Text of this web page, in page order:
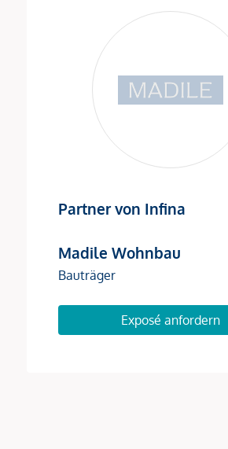
Partner von Infina
Madile Wohnbau
Bauträger
Exposé anfordern